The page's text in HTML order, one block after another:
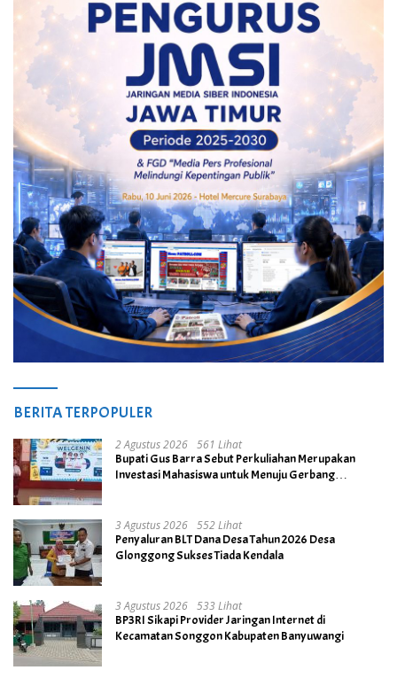
BERITA TERPOPULER
2 Agustus 2026 561 Lihat
Bupati Gus Barra Sebut Perkuliahan Merupakan
Investasi Mahasiswa untuk Menuju Gerbang
3 Agustus 2026 552 Lihat
Penyaluran BLT Dana Desa Tahun 2026 Desa
Glonggong Sukses Tiada Kendala
3 Agustus 2026 533 Lihat
BP3RI Sikapi Provider Jaringan Internet di
Kecamatan Songgon Kabupaten Banyuwangi